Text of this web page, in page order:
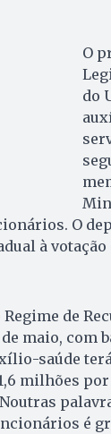
O
do
O
à votação
de
maio, com
saúde
milhões
é